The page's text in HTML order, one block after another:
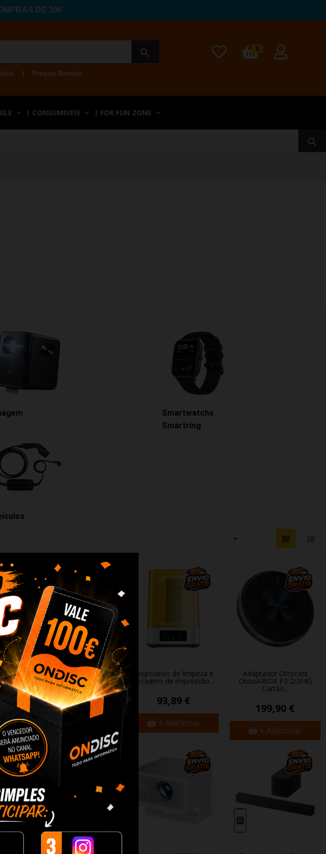
DE 39€
search 0
| Preços Bomba
| CONSUMIVEIS | FOR FUN ZONE
search
Smartwatchs
Smartring
Carregador Parede Carro
Besen SQ20-22KW-APP
323,99 €
+ Adicionar
Dispositivo de limpeza e
secagem de impressão...
93,89 €
+ Adicionar
Adaptador Ottocast
OtooAIBOX P3 2/3/4G
Cartão...
199,90 €
+ Adicionar